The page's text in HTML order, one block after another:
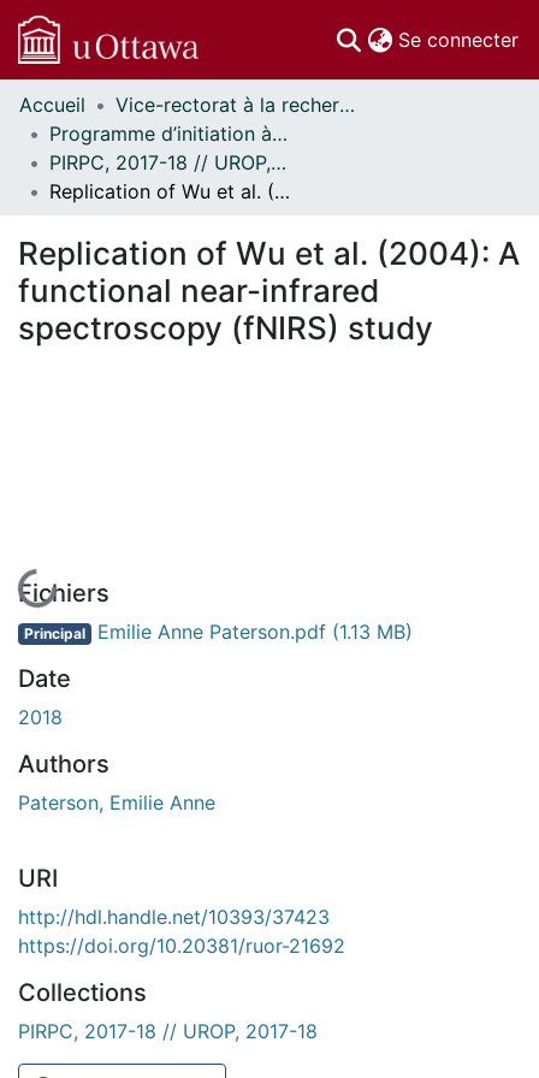
Se connecter
Communautés
et collections
Parcourir
Statistiques
À propos
Accueil
Vice-rectorat à la recherche // Office of the V-P, Research
Programme d’initiation à la recherche au premier cycle (PIRPC) // Undergraduate Research Opportunity Program (UROP)
PIRPC, 2017-18 // UROP, 2017-18
Replication of Wu et al. (2004): A functional near-infrared spectroscopy (fNIRS) study
Replication of Wu et al. (2004): A
functional near-infrared
spectroscopy (fNIRS) study
En cours de chargement...
Fichiers
Principal Emilie Anne Paterson.pdf (1.13 MB)
Date
2018
Authors
Paterson, Emilie Anne
URI
http://hdl.handle.net/10393/37423
https://doi.org/10.20381/ruor-21692
Collections
PIRPC, 2017-18 // UROP, 2017-18